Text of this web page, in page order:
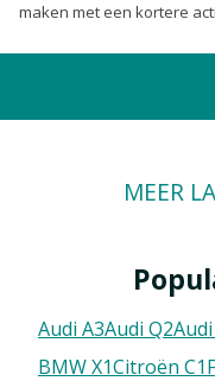
maken met een kortere
MEER
Audi A3Audi Q2
BMW X1Citroën C1